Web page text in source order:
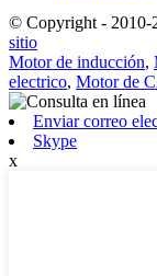
© Copyright - 2010-
sitio
Motor de inducción,
electrico, Motor de
Enviar correo
Skype
x